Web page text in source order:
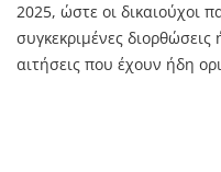
2025, ώστε οι δικαιούχοι
συγκεκριμένες
αιτήσεις που έχουν ήδη